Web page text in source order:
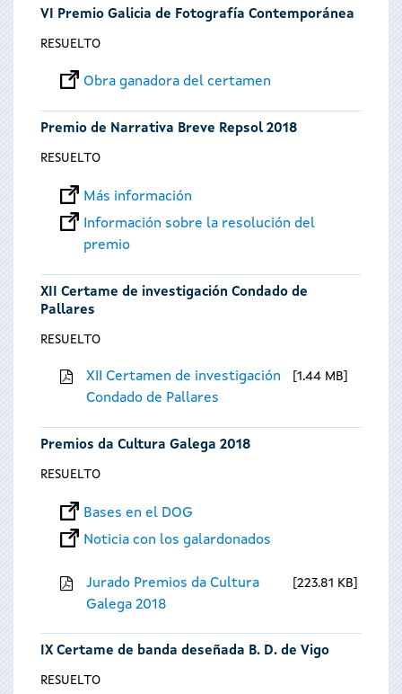
VI Premio Galicia de Fotografía Contemporánea
RESUELTO
Obra ganadora del certamen
Premio de Narrativa Breve Repsol 2018
RESUELTO
Más información
Información sobre la resolución del
premio
XII Certame de investigación Condado de
Pallares
RESUELTO
XII Certamen de investigación
Condado de Pallares
1.44 MB
Premios da Cultura Galega 2018
RESUELTO
Bases en el DOG
Noticia con los galardonados
Jurado Premios da Cultura
Galega 2018
223.81 KB
IX Certame de banda deseñada B. D. de Vigo
RESUELTO